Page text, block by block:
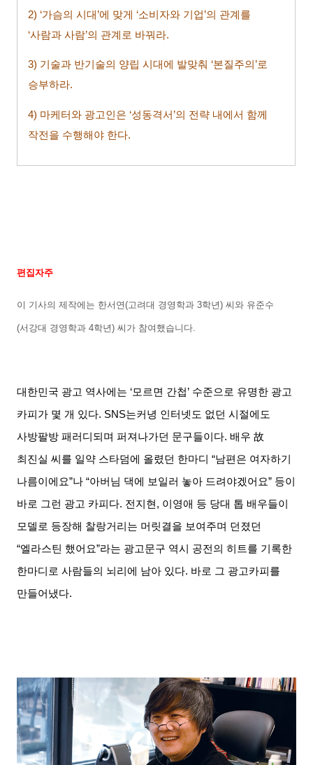
2) ‘가슴의 시대’에 맞게 ‘소비자와 기업’의 관계를
‘사람과 사람’의 관계로 바꿔라.
3) 기술과 반기술의 양립 시대에 발맞춰 ‘본질주의’로
승부하라.
4) 마케터와 광고인은 ‘성동격서’의 전략 내에서 함께
작전을 수행해야 한다.
편집자주
이 기사의 제작에는 한서연(고려대 경영학과 3학년) 씨와 유준수
(서강대 경영학과 4학년) 씨가 참여했습니다.
대한민국 광고 역사에는 ‘모르면 간첩’ 수준으로 유명한 광고
카피가 몇 개 있다. SNS는커녕 인터넷도 없던 시절에도
사방팔방 패러디되며 퍼져나가던 문구들이다. 배우故
최진실 씨를 일약 스타덤에 올렸던 한마디 “남편은 여자하기
나름이에요”나 “아버님 댁에 보일러 놓아 드려야겠어요” 등이
바로 그런 광고 카피다. 전지현, 이영애 등 당대 톱 배우들이
모델로 등장해 찰랑거리는 머릿결을 보여주며 던졌던
“엘라스틴 했어요”라는 광고문구 역시 공전의 히트를 기록한
한마디로 사람들의 뇌리에 남아 있다. 바로 그 광고카피를
만들어냈다.